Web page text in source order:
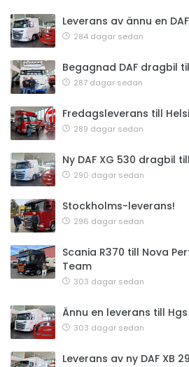
Leverans av ännu en
284 dagar sedan
Begagnad DAF dragbil
287 dagar sedan
Fredagsleverans till
289 dagar sedan
Ny DAF XG 530 dragbil
290 dagar sedan
Stockholms-leverans!
296 dagar sedan
Scania R370 till Nova
Team
303 dagar sedan
Ännu en leverans till
303 dagar sedan
Leverans av ny DAF XB